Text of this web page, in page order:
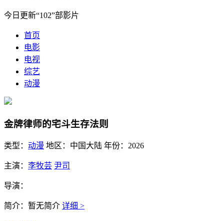
今日更新“102”部影片
首页
电影
电视
综艺
动漫
金牌律师的宅斗生存法则
类型： 动漫 地区： 中国大陆 年份： 2026
主演： 李牧芸 尹司
导演：
简介： 暂无简介 详细 >